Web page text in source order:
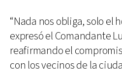
“Nada nos obliga, solo el
expresó el Comandante
reafirmando el
con los vecinos de la